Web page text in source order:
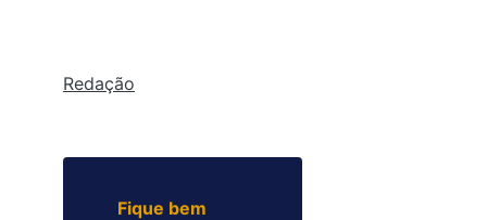
Redação
Fique bem